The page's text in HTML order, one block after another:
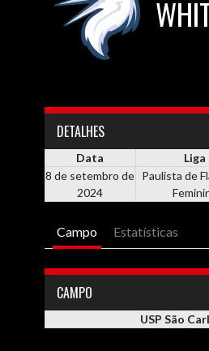
DETALHES
Data Liga
8 de setembro de
2024
Paulista de
Campo Estatísticas
CAMPO
USP São